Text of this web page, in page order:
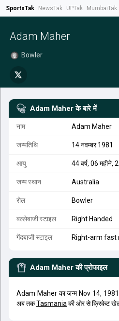
SportsTak NewsTak UPTak MumbaiTak
Adam Maher
Bowler
Adam Maher के बारे में
नाम Adam Maher
जन्मतिथि 14 नवम्बर 1981
आयु 44 वर्ष, 06 महीने,
जन्म स्थान Australia
रोल Bowler
बल्लेबाजी स्टाइल Right Handed
गेंदबाजी स्टाइल Right-arm fast
Adam Maher की प्रोफाइल
Adam Maher का जन्म Nov 14,
अब तकTasmania की ओर से क्रिकेट